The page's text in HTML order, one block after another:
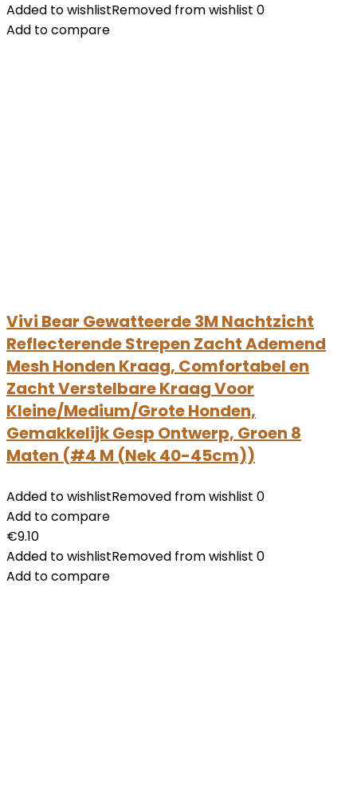
Added to wishlistRemoved from wishlist 0
Add to compare
Vivi Bear Gewatteerde 3M Nachtzicht
Reflecterende Strepen Zacht Ademend
Mesh Honden Kraag, Comfortabel en
Zacht Verstelbare Kraag Voor
Kleine/Medium/Grote Honden,
Gemakkelijk Gesp Ontwerp, Groen 8
Maten (#4 M (Nek 40-45cm))
Added to wishlistRemoved from wishlist 0
Add to compare
€9.10
Added to wishlistRemoved from wishlist 0
Add to compare